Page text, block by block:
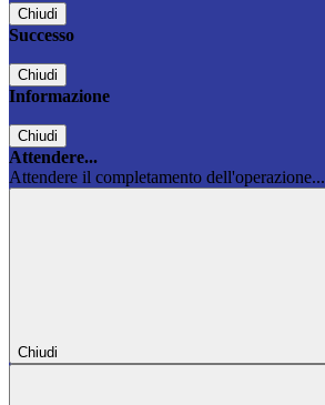
Chiudi
Successo
Chiudi
Informazione
Chiudi
Attendere...
Attendere il completamento dell'operazione...
Chiudi